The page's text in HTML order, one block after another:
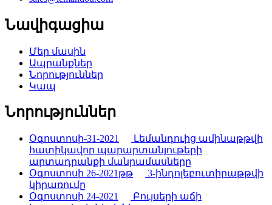
Նավիգացիա
Մեր մասին
Ապրանքներ
Նորություններ
Կապ
Նորություններ
Օգոստոսի-31-2021
Լեմանդուից ամինաթթվի
հատիկավոր պարարտանյութերի
արտադրանքի մանրամասները
Օգոստոսի 26-2021թթ
3-ինդոլեբուտիրաթթվի
կիրառումը
Օգոստոսի 24-2021
Բույսերի աճի